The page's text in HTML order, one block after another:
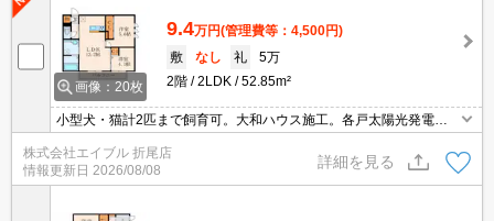
画像：20枚
9.4万円(管理費等：4,500円)
敷
なし 礼
5万
2階
2LDK 52.85m²
小型犬・猫計2匹まで飼育可。大和ハウス施工。各戸太陽光発電シ
き。カウンター式システムキッチン。追い焚き機能付きバス。イン
ターネット無料。
株式会社エイブル 折尾店
情報更新日 2026/08/08
詳細を見る